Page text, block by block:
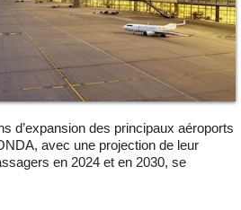
avec une projection de leur
en 2024 et en 2030, se